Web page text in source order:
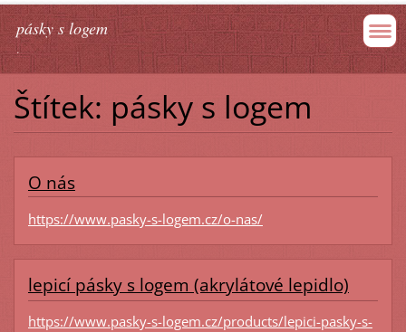
pásky s logem
.
Štítek: pásky s logem
O nás
https://www.pasky-s-logem.cz/o-nas/
lepicí pásky s logem (akrylátové lepidlo)
https://www.pasky-s-logem.cz/products/lepici-pasky-s-